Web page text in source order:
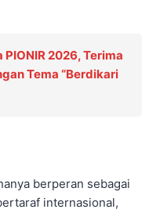
PIONIR 2026, Terima
Tema “Berdikari
berperan sebagai
internasional,